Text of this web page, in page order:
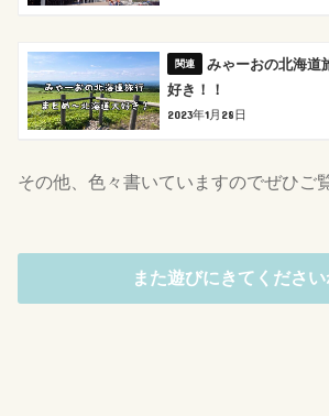
みゃーおの北海道
好き！！
2023年1月28日
その他、色々書いていますのでぜひご
また遊びにきてください